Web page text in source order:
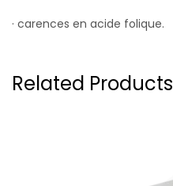
· carences en acide folique.
Related Products